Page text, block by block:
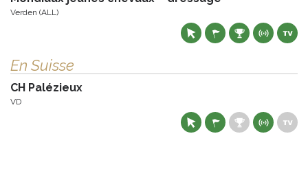
Verden (ALL)
En Suisse
CH Palézieux
VD